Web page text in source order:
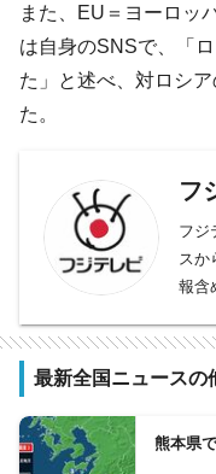
また、EU＝ヨーロッ
は自身のSNSで、「
た」と述べ、対ロシ
た。
フ
フジ
スか
報含
最新全国ニュースの
熊本県